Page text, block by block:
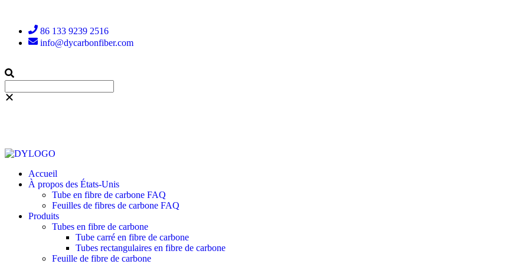
86 133 9239 2516
info@dycarbonfiber.com
Accueil
À propos des États-Unis
Tube en fibre de carbone FAQ
Feuilles de fibres de carbone FAQ
Produits
Tubes en fibre de carbone
Tube carré en fibre de carbone
Tubes rectangulaires en fibre de carbone
Feuille de fibre de carbone